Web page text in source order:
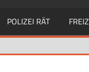
POLIZEI RÄT